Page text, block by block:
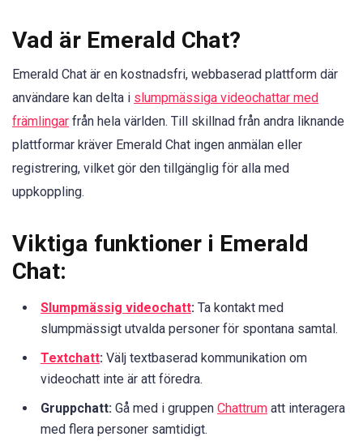
Vad är Emerald Chat?
Emerald Chat är en kostnadsfri, webbaserad plattform där
användare kan delta i slumpmässiga videochattar med
främlingar från hela världen. Till skillnad från andra liknande
plattformar kräver Emerald Chat ingen anmälan eller
registrering, vilket gör den tillgänglig för alla med
uppkoppling.
Viktiga funktioner i Emerald
Chat:
Slumpmässig videochatt: Ta kontakt med
slumpmässigt utvalda personer för spontana samtal.
Textchatt: Välj textbaserad kommunikation om
videochatt inte är att föredra.
Gruppchatt: Gå med i gruppen Chattrum att interagera
med flera personer samtidigt.